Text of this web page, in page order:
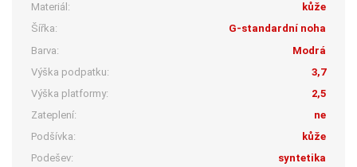
Materiál:
kůže
Šířka:
G-standardní noha
Barva:
Modrá
Výška podpatku:
3,7
Výška platformy:
2,5
Zateplení:
ne
Podšívka:
kůže
Podešev:
syntetika